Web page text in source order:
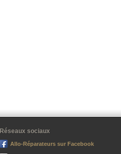
Réseaux sociaux
Allo-Réparateurs sur Facebook